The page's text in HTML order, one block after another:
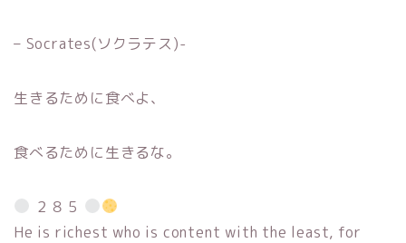
– Socrates(ソクラテス)-
生きるために食べよ、
食べるために生きるな。
２８５
He is richest who is content with the least, for